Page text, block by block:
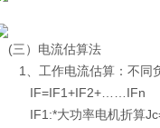
(三）电流估算法
1、工作电流估算：不同
IF=IF1+IF2+……IFn
IF1:*大功率电机折算Jc=